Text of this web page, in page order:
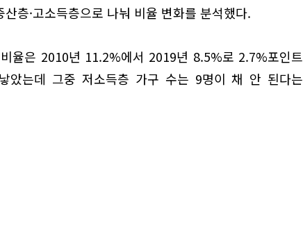
층·고소득층으로 나눠 비율 변화를 분석했다.
율은 2010년 11.2%에서 2019년 8.5%로 2.7%포인트
았는데 그중 저소득층 가구 수는 9명이 채 안 된다는